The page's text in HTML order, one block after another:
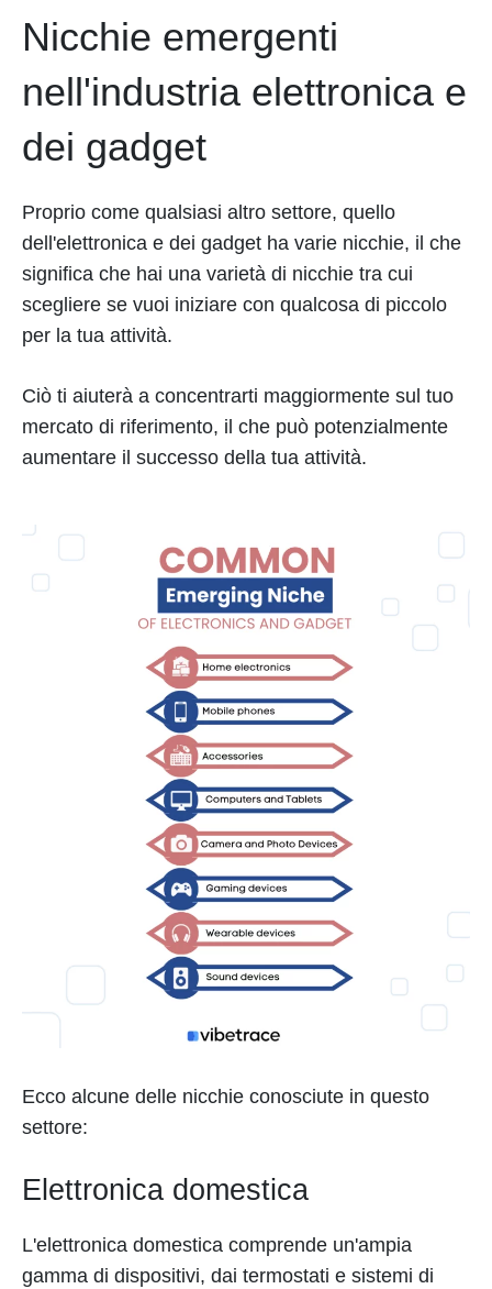
Nicchie emergenti
nell'industria elettronica e
dei gadget
Proprio come qualsiasi altro settore, quello
dell'elettronica e dei gadget ha varie nicchie, il che
significa che hai una varietà di nicchie tra cui
scegliere se vuoi iniziare con qualcosa di piccolo
per la tua attività.
Ciò ti aiuterà a concentrarti maggiormente sul tuo
mercato di riferimento, il che può potenzialmente
aumentare il successo della tua attività.
Ecco alcune delle nicchie conosciute in questo
settore:
Elettronica domestica
L'elettronica domestica comprende un'ampia
gamma di dispositivi, dai termostati e sistemi di